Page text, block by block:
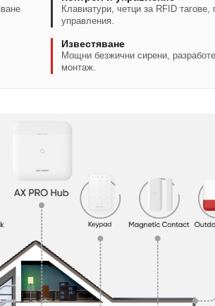
Клавиатури, четци за RFID
управления.
Известяване
Мощни безжични сирени,
монтаж.